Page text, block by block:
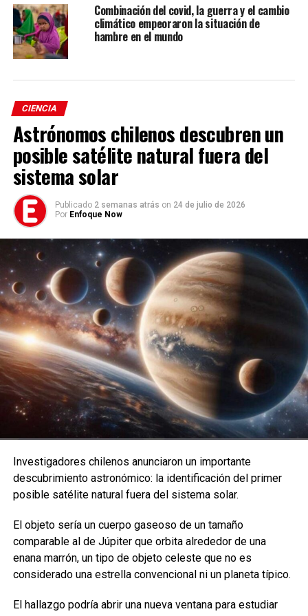
algoritmos de riesgoincluyeron edad, sexo, origen
étnico, privaciones económicas, índice de masa corporal,
una variedad de comorbilidades y tasa de infección por
SARS-CoV-2.
La incidencia de la mortalidad por coronavirus
aumentó con la edad y la mala situación económica, el
sexo masculino y el origen étnico indio y paquistaní.
Las razones de riesgo por causas específicas fueron
más altas para los pacientes con síndrome de Down
(aumento de 12,7 veces), trasplante de riñón (8,1
veces), anemia de células falciformes (7,7 veces),
residencia en residencias de ancianos (4,1 veces),
quimioterapia (4,3 veces) ,VIH / SIDA (3,3 veces),
cirrosis hepática (3,0 veces), enfermedades neurológicas
(2,6 veces), trasplante reciente de médula ósea (2,5
veces), demencia (2,2 veces) y enfermedad de Parkinson
(2,2 veces).
Es para destacar que hubopocas hospitalizaciones o
muertes relacionadas con la COVID-19 en el grupo
que había recibido la segunda dosis de cualquier
vacuna
. “Este enorme estudio nacional de más de 5
millones de personas inoculadas con dos dosis en todo el
Reino Unido descubrió que una pequeña minoría de
personas sigue estando en riesgo de hospitalización y
Combinación del covid, la guerra y el cambio
climático empeoraron la situación de
hambre en el mundo
CIENCIA
Astrónomos chilenos descubren un
posible satélite natural fuera del
sistema solar
Publicado 2 semanas atrás on 24 de julio de 2026
Por Enfoque Now
Investigadores chilenos anunciaron un importante
descubrimiento astronómico: la identificación del primer
posible satélite natural fuera del sistema solar.
El objeto sería un cuerpo gaseoso de un tamaño
comparable al de Júpiter que orbita alrededor de una
enana marrón, un tipo de objeto celeste que no es
considerado una estrella convencional ni un planeta típico.
El hallazgo podría abrir una nueva ventana para estudiar